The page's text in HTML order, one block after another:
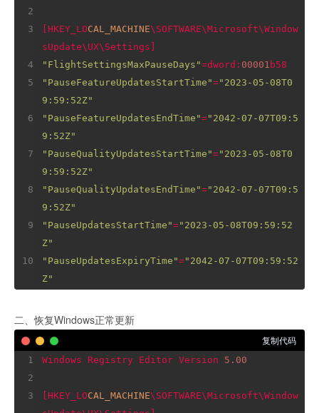
[HKEY_LOCAL_MACHINE\SOFTWARE\Microsoft\Window
"FlightSettingsMaxPauseDays"=dword: 00001
"PauseFeatureUpdatesStartTime"="2023-05-08T0
9:59:52Z"
"PauseFeatureUpdatesEndTime"="2042-07-07T09:5
9:52Z"
"PauseQualityUpdatesStartTime"="2023-05-08T0
9:59:52Z"
"PauseQualityUpdatesEndTime"="2042-07-07T09:5
9:52Z"
"PauseUpdatesStartTime"="2023-05-08T09:59:52
Z"
"PauseUpdatesExpiryTime"="2042-07-07T09:59:52
Z"
二、恢复Windows正常更新
复制代码
Windows Registry Editor Version 5.00
[HKEY_LOCAL_MACHINE\SOFTWARE\Microsoft\Window